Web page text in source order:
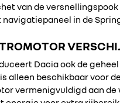
van de versnellingspook
in de
Dacia ook de
alleen beschikbaar voor
vermenigvuldigd aan